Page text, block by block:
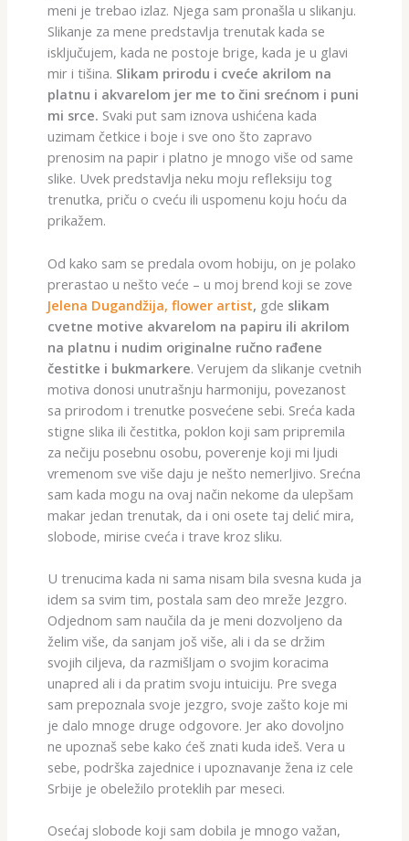
meni je trebao izlaz. Njega sam pronašla u slikanju.
Slikanje za mene predstavlja trenutak kada se
isključujem, kada ne postoje brige, kada je u glavi
mir i tišina. Slikam prirodu i cveće akrilom na
platnu i akvarelom jer me to čini srećnom i puni
mi srce. Svaki put sam iznova ushićena kada
uzimam četkice i boje i sve ono što zapravo
prenosim na papir i platno je mnogo više od same
slike. Uvek predstavlja neku moju refleksiju tog
trenutka, priču o cveću ili uspomenu koju hoću da
prikažem.
Od kako sam se predala ovom hobiju, on je polako
prerastao u nešto veće – u moj brend koji se zove
Jelena Dugandžija, flower artist, gde slikam
cvetne motive akvarelom na papiru ili akrilom
na platnu i nudim originalne ručno rađene
čestitke i bukmarkere. Verujem da slikanje cvetnih
motiva donosi unutrašnju harmoniju, povezanost
sa prirodom i trenutke posvećene sebi. Sreća kada
stigne slika ili čestitka, poklon koji sam pripremila
za nečiju posebnu osobu, poverenje koji mi ljudi
vremenom sve više daju je nešto nemerljivo. Srećna
sam kada mogu na ovaj način nekome da ulepšam
makar jedan trenutak, da i oni osete taj delić mira,
slobode, mirise cveća i trave kroz sliku.
U trenucima kada ni sama nisam bila svesna kuda ja
idem sa svim tim, postala sam deo mreže Jezgro.
Odjednom sam naučila da je meni dozvoljeno da
želim više, da sanjam još više, ali i da se držim
svojih ciljeva, da razmišljam o svojim koracima
unapred ali i da pratim svoju intuiciju. Pre svega
sam prepoznala svoje jezgro, svoje zašto koje mi
je dalo mnoge druge odgovore. Jer ako dovoljno
ne upoznaš sebe kako ćeš znati kuda ideš. Vera u
sebe, podrška zajednice i upoznavanje žena iz cele
Srbije je obeležilo proteklih par meseci.
Osećaj slobode koji sam dobila je mnogo važan,